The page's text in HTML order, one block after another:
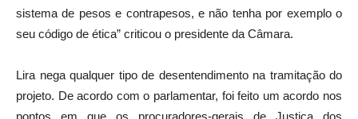
sistema de pesos e contrapesos, e não tenha por exemplo o
seu código de ética” criticou o presidente da Câmara.
Lira nega qualquer tipo de desentendimento na tramitação do
projeto. De acordo com o parlamentar, foi feito um acordo nos
pontos em que os procuradores-gerais de Justiça dos